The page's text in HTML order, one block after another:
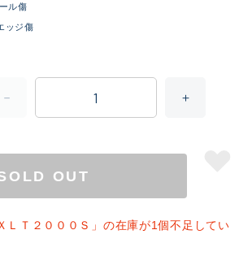
ル傷
ッジ傷
OUT
ＬＴ２０００Ｓ」の在庫が1個不足してい